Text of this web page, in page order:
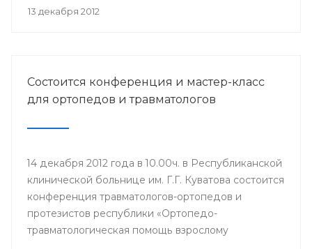
войны».
13 декабря 2012
Состоится конференция и мастер-класс
для ортопедов и травматологов
14 декабря 2012 года в 10.00ч. в Республиканской
клинической больнице им. Г.Г. Куватова состоится
конференция травматологов-ортопедов и
протезистов республики «Ортопедо-
травматологическая помощь взрослому